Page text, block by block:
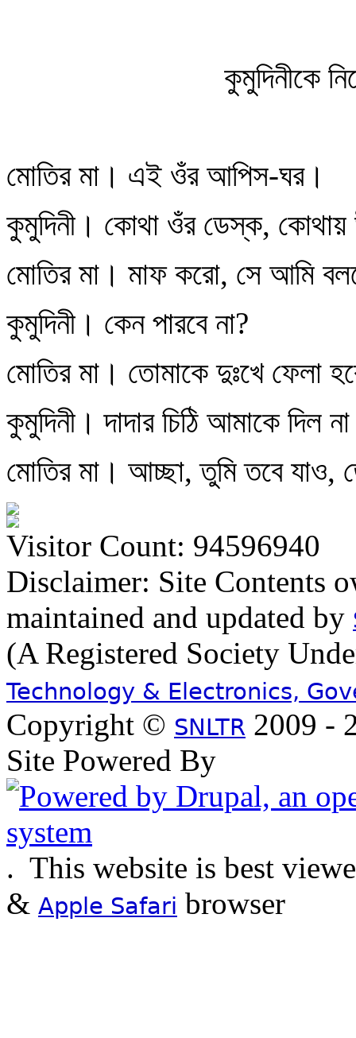
কুমুদিনীকে
মোতির মা। এই ওঁর আপিস-ঘর।
কুমুদিনী। কোথা ওঁর ডেস্ক, কোথায়
মোতির মা। মাফ করো, সে আমি
কুমুদিনী। কেন পারবে না?
মোতির মা। তোমাকে দুঃখে ফেলা
কুমুদিনী। দাদার চিঠি আমাকে দিল
মোতির মা। আচ্ছা, তুমি তবে যাও,
Visitor Count: 94596940
Disclaimer: Site Contents
maintained and updated by
(A Registered Society
Technology & Electronics,
Copyright © SNLTR 2009 -
Site Powered By
. This website is best
& Apple Safari browser